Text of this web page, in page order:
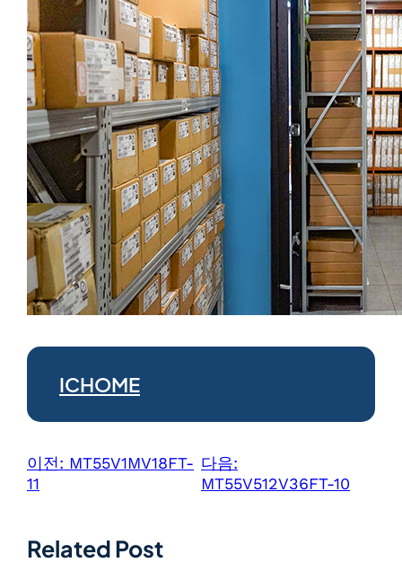
ICHOME
이전: MT55V1MV18FT-
11
다음:
MT55V512V36FT-10
Related Post